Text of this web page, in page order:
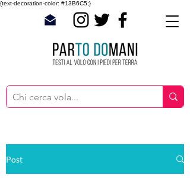
{text-decoration-color: #13B6C5;}
Post